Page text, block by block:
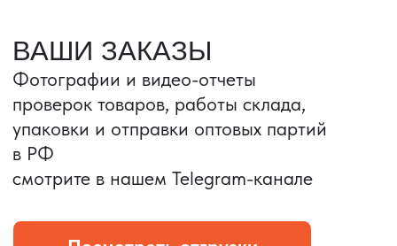
Портативные колонки
Условия: Тираж 3100 шт.
Колонка с шнуром
зарядным, без коробки
и ложемента (эвы).
Условия: Тираж 5900 шт.
15w.
Комплект: устройство +
провод Type C.
КОНТРОЛЬ КАЧЕСТВА